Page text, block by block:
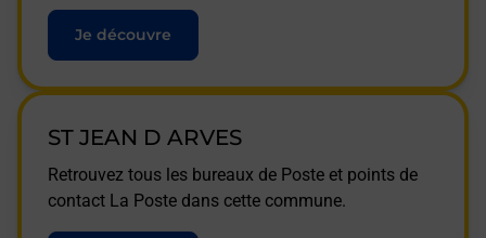
Je découvre
ST JEAN D ARVES
Retrouvez tous les bureaux de Poste et points de
contact La Poste dans cette commune.